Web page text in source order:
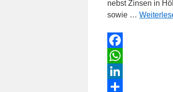
nebst Zinsen in
sowie …
Facebook
WhatsApp
LinkedIn